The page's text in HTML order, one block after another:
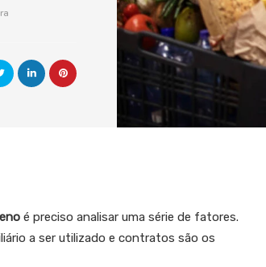
é preciso analisar uma série de fatores.
a ser utilizado e contratos são os